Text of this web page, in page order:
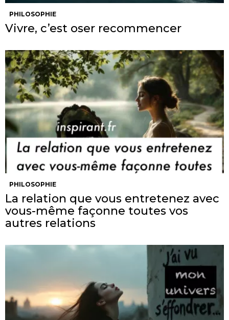
PHILOSOPHIE
Vivre, c’est oser recommencer
PHILOSOPHIE
La relation que vous entretenez avec
vous-même façonne toutes vos
autres relations